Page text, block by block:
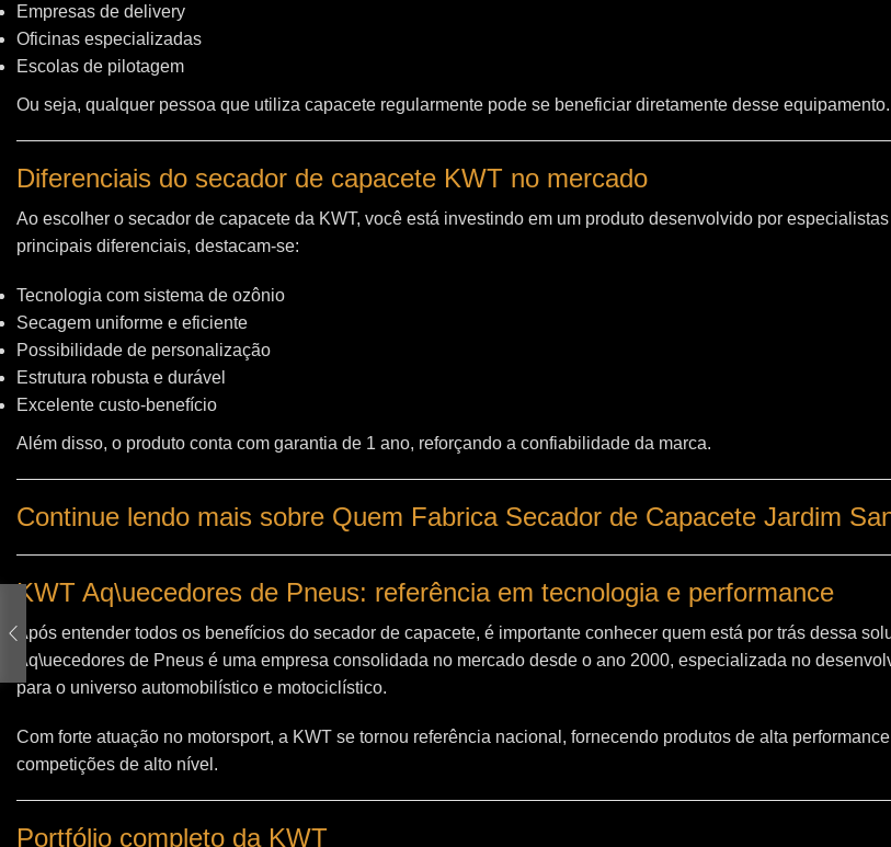
Empresas de delivery
Oficinas especializadas
Escolas de pilotagem
Ou seja, qualquer pessoa que utiliza capacete regularmente pode se beneficiar diretamente desse equipamento.
Diferenciais do secador de capacete KWT no mercado
Ao escolher o secador de capacete da KWT, você está investindo em um produto desenvolvido por
principais diferenciais, destacam-se:
Tecnologia com sistema de ozônio
Secagem uniforme e eficiente
Possibilidade de personalização
Estrutura robusta e durável
Excelente custo-benefício
Além disso, o produto conta com garantia de 1 ano, reforçando a confiabilidade da marca.
Continue lendo mais sobre Quem Fabrica Secador de Capacete Jardim
KWT Aq\uecedores de Pneus: referência em tecnologia e performance
Após entender todos os benefícios do secador de capacete, é importante conhecer quem está por trás dessa
Aq\uecedores de Pneus é uma empresa consolidada no mercado desde o ano 2000, especializada no
para o universo automobilístico e motociclístico.
Com forte atuação no motorsport, a KWT se tornou referência nacional, fornecendo produtos de alta
competições de alto nível.
Portfólio completo da KWT